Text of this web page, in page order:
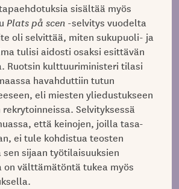
sisältää myös
Plats på scen-selvitys vuodelta
oli selvittää, miten sukupuoli- ja
tulisi aidosti osaksi esittävän
Ruotsin kulttuuriministeri tilasi
havahduttiin tutun
eli miesten yliedustukseen
Selvityksessä
että keinojen, joilla tasa-
ei tule kohdistua teosten
sijaan työtilaisuuksien
välttämätöntä tukea myös